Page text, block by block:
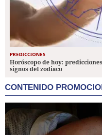
PREDICCIONES
Horóscopo de hoy:
signos del zodiaco
CONTENIDO